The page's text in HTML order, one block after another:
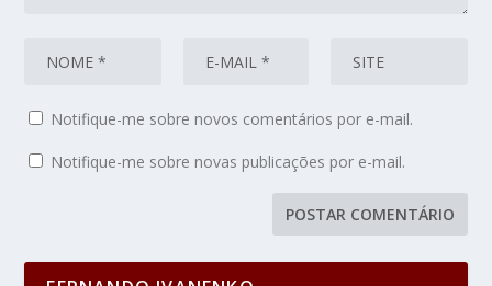
Notifique-me sobre novos comentários por e-mail.
Notifique-me sobre novas publicações por e-mail.